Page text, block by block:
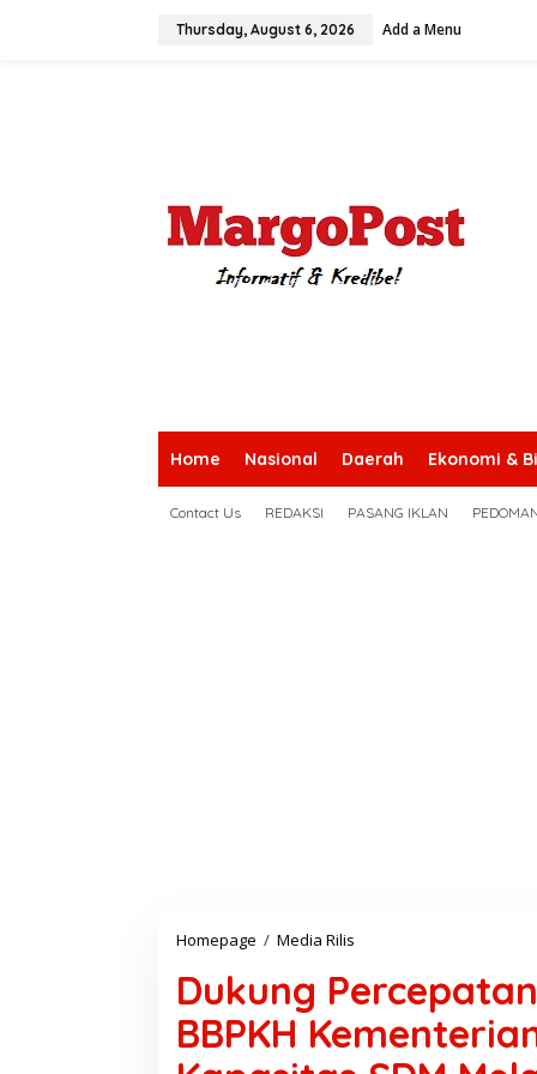
Thursday, August 6, 2026 Add a Menu
Home Nasional Daerah Ekonomi &
Contact Us REDAKSI PASANG IKLAN
Homepage / Media Rilis
k
u
n
g
P
Dukung
BBPKH